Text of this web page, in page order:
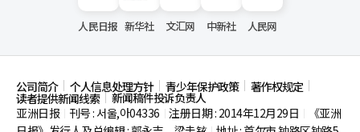
人民日报 新华社 文汇网 中新社 人民网
公司简介 个人信息处理方针 青少年保护政策 著作权规定
读者提供新闻线索
新闻稿件投诉负责人
亚洲日报
刊号 : 서울,아04336 注册日期 : 2014年12月29日
《亚洲